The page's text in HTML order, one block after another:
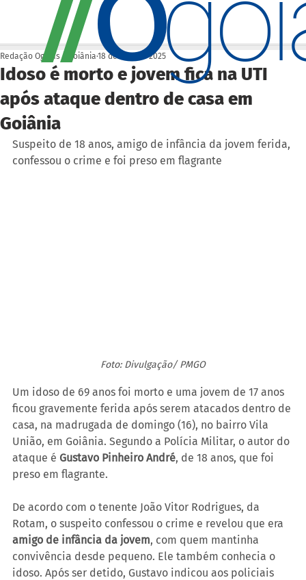
Idoso é morto e jovem fica na UTI
após ataque dentro de casa em
Goiânia
Redação Ogoiás | Goiânia 18 de nov. de 2025
Suspeito de 18 anos, amigo de infância da jovem ferida,
confessou o crime e foi preso em flagrante
Foto: Divulgação/ PMGO
Um idoso de 69 anos foi morto e uma jovem de 17 anos
ficou gravemente ferida após serem atacados dentro de
casa, na madrugada de domingo (16), no bairro Vila
União, em Goiânia. Segundo a Polícia Militar, o autor do
ataque é Gustavo Pinheiro André, de 18 anos, que foi
preso em flagrante.
De acordo com o tenente João Vitor Rodrigues, da
Rotam, o suspeito confessou o crime e revelou que era
amigo de infância da jovem, com quem mantinha
convivência desde pequeno. Ele também conhecia o
idoso. Após ser detido, Gustavo indicou aos policiais